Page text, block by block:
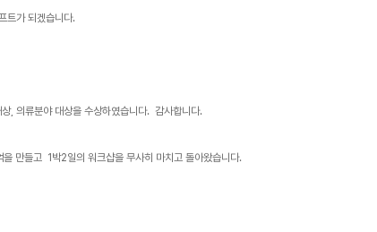
트가 되겠습니다.
, 의류분야 대상을 수상하였습니다. 감사합니다.
소프트가 되겠습니다. 직원간의 화합과 좋은 추억을 만들고 1박2일의 워크샵을 무사히 마치고 돌아왔습니다.